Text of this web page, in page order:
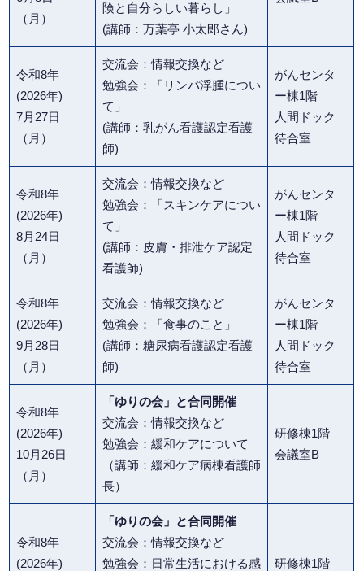
（月）
険と自分らしい暮らし」
(講師：万葉亭 小太郎さん)
令和8年
(2026年)
7月27日
（月）
交流会：情報交換など
勉強会：「リンパ浮腫につい
て」
(講師：乳がん看護認定看護
師)
がんセンタ
ー棟1階
人間ドック
待合室
令和8年
(2026年)
8月24日
（月）
交流会：情報交換など
勉強会：「スキンケアについ
て」
(講師：皮膚・排泄ケア認定
看護師)
がんセンタ
ー棟1階
人間ドック
待合室
令和8年
(2026年)
9月28日
（月）
交流会：情報交換など
勉強会：「食事のこと」
(講師：糖尿病看護認定看護
師)
がんセンタ
ー棟1階
人間ドック
待合室
令和8年
(2026年)
10月26日
（月）
「ゆりの会」と合同開催
交流会：情報交換など
勉強会：緩和ケアについて
（講師：緩和ケア病棟看護師
長）
研修棟1階
会議室B
令和8年
(2026年)
「ゆりの会」と合同開催
交流会：情報交換など
勉強会：日常生活における感
研修棟1階